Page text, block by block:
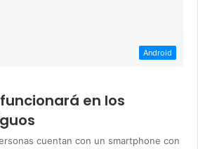
Android
en los
cuentan con un smartphone con